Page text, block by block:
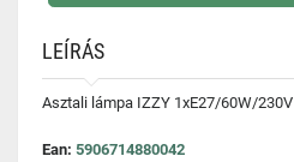
LEÍRÁS
Asztali lámpa IZZY 1xE27/60W/230V
Ean: 5906714880042